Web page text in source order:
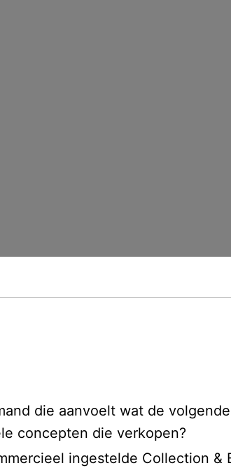
die aanvoelt wat de
concepten die verkopen?
ingestelde Collection &